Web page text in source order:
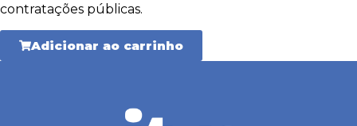
contratações públicas.
Adicionar ao carrinho